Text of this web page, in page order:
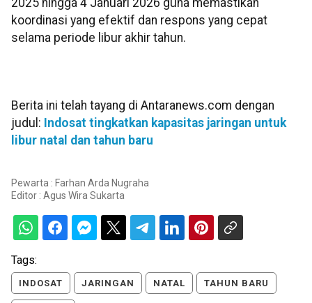
koordinasi yang efektif dan respons yang cepat
selama periode libur akhir tahun.
Berita ini telah tayang di Antaranews.com dengan
judul: Indosat tingkatkan kapasitas jaringan untuk
libur natal dan tahun baru
Pewarta : Farhan Arda Nugraha
Editor : Agus Wira Sukarta
Tags:
INDOSAT JARINGAN NATAL TAHUN BARU